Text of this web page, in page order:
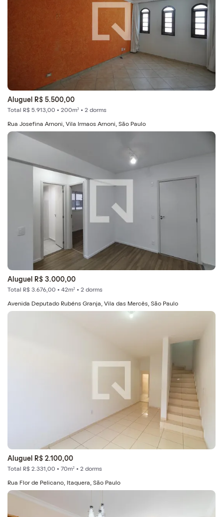
Aluguel R$ 5.500,00
Total R$ 5.913,00 • 200m² • 2 dorms
Rua Josefina Arnoni, Vila Irmaos Arnoni, São Paulo
Aluguel R$ 3.000,00
Total R$ 3.676,00 • 42m² • 2 dorms
Avenida Deputado Rubéns Granja, Vila das Mercês, São Paulo
Aluguel R$ 2.100,00
Total R$ 2.331,00 • 70m² • 2 dorms
Rua Flor de Pelicano, Itaquera, São Paulo